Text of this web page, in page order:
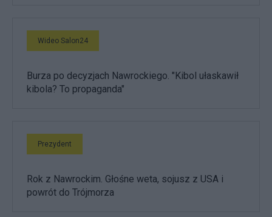
Wideo Salon24
Burza po decyzjach Nawrockiego. "Kibol ułaskawił
kibola? To propaganda"
Prezydent
Rok z Nawrockim. Głośne weta, sojusz z USA i
powrót do Trójmorza